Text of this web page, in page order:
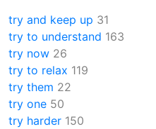
try and keep up 31
try to understand 163
try now 26
try to relax 119
try them 22
try one 50
try harder 150